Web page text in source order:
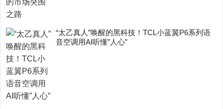
“太乙真人”唤醒的黑科技！TCL小蓝翼P6系列语
音空调用AI听懂”人心”